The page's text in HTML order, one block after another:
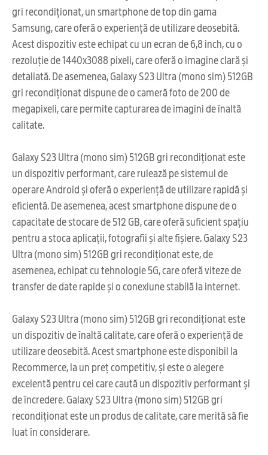
gri recondiționat, un smartphone de top din gama
Samsung, care oferă o experiență de utilizare deosebită.
Acest dispozitiv este echipat cu un ecran de 6,8 inch, cu o
rezoluție de 1440x3088 pixeli, care oferă o imagine clară și
detaliată. De asemenea, Galaxy S23 Ultra (mono sim) 512GB
gri recondiționat dispune de o cameră foto de 200 de
megapixeli, care permite capturarea de imagini de înaltă
calitate.
Galaxy S23 Ultra (mono sim) 512GB gri recondiționat este
un dispozitiv performant, care rulează pe sistemul de
operare Android și oferă o experiență de utilizare rapidă și
eficientă. De asemenea, acest smartphone dispune de o
capacitate de stocare de 512 GB, care oferă suficient spațiu
pentru a stoca aplicații, fotografii și alte fișiere. Galaxy S23
Ultra (mono sim) 512GB gri recondiționat este, de
asemenea, echipat cu tehnologie 5G, care oferă viteze de
transfer de date rapide și o conexiune stabilă la internet.
Galaxy S23 Ultra (mono sim) 512GB gri recondiționat este
un dispozitiv de înaltă calitate, care oferă o experiență de
utilizare deosebită. Acest smartphone este disponibil la
Recommerce, la un preț competitiv, și este o alegere
excelentă pentru cei care caută un dispozitiv performant și
de încredere. Galaxy S23 Ultra (mono sim) 512GB gri
recondiționat este un produs de calitate, care merită să fie
luat în considerare.